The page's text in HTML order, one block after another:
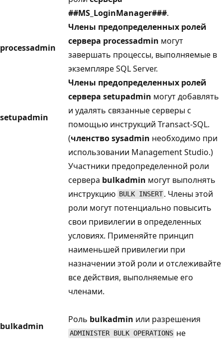
##MS_LoginManager###.
processadmin
Члены предопределенных ролей
сервера processadmin могут
завершать процессы, выполняемые в
экземпляре SQL Server.
setupadmin
Члены предопределенных ролей
сервера setupadmin могут добавлять
и удалять связанные серверы с
помощью инструкций Transact-SQL.
(членство sysadmin необходимо при
использовании Management Studio.)
bulkadmin
Участники предопределенной роли
сервера bulkadmin могут выполнять
инструкцию BULK INSERT . Члены этой
роли могут потенциально повысить
свои привилегии в определенных
условиях. Применяйте принцип
наименьшей привилегии при
назначении этой роли и отслеживайте
все действия, выполняемые его
членами.
Роль bulkadmin или разрешения
ADMINISTER BULK OPERATIONS не